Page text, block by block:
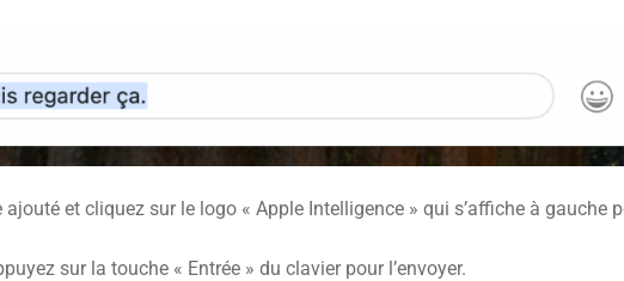
et cliquez sur le logo « Apple Intelligence » qui s’affiche à gauche
sur la touche « Entrée » du clavier pour l’envoyer.